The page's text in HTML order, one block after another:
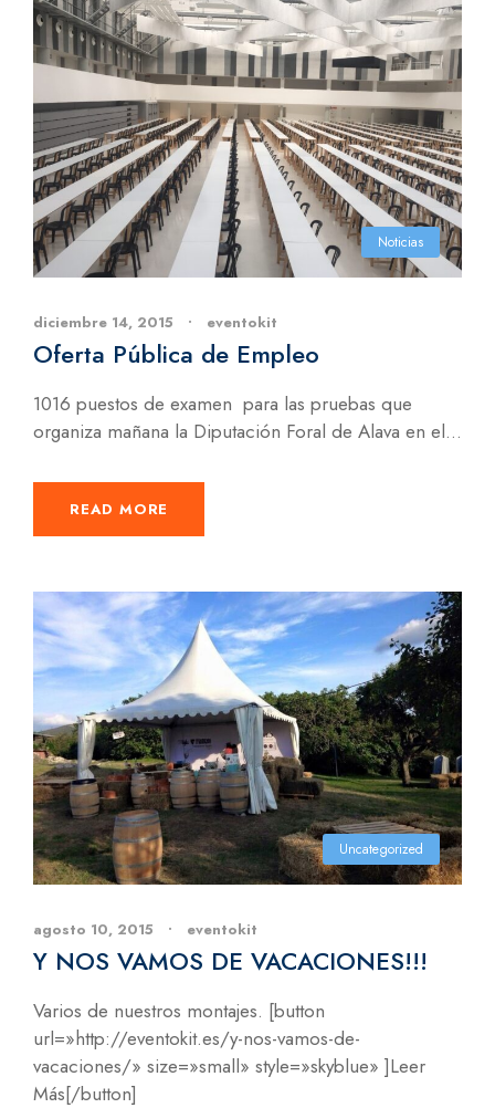
Noticias
diciembre 14, 2015 • eventokit
Oferta Pública de Empleo
1016 puestos de examen para las pruebas que
organiza mañana la Diputación Foral de Alava en el...
READ MORE
Uncategorized
agosto 10, 2015 • eventokit
Y NOS VAMOS DE VACACIONES!!!
Varios de nuestros montajes. [button
url=»http://eventokit.es/y-nos-vamos-de-
vacaciones/» size=»small» style=»skyblue» ]Leer
Más[/button]